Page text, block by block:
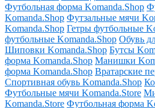
Футбольная форма Komanda.Shop
Komanda.Shop Футзальные мячи
Komanda.Shop Гетры футбольные
футбольные Komanda.Shop Обувь
Шиповки Komanda.Shop Бутсы
форма Komanda.Shop Манишки
форма Komanda.Shop Вратарские
Спортивная обувь Komanda.Shop
Футбольные мячи Komanda.Store
Komanda.Store Футбольная форма